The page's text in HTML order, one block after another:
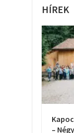
HÍREK
–